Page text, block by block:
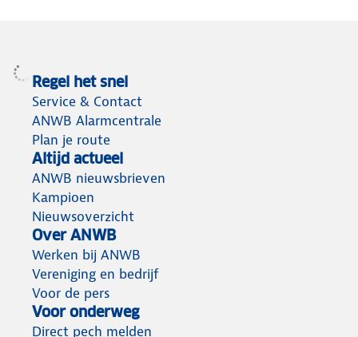
Regel het snel
Service & Contact
ANWB Alarmcentrale
Plan je route
Altijd actueel
ANWB nieuwsbrieven
Kampioen
Nieuwsoverzicht
Over ANWB
Werken bij ANWB
Vereniging en bedrijf
Voor de pers
Voor onderweg
Direct pech melden